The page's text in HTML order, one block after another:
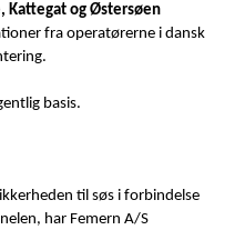
Kattegat og Østersøen
fra operatørerne i dansk
basis.
til søs i forbindelse
har Femern A/S